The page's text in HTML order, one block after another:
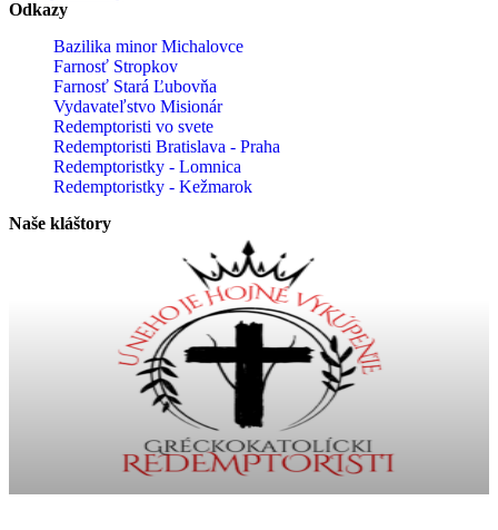
Odkazy
Bazilika minor Michalovce
Farnosť Stropkov
Farnosť Stará Ľubovňa
Vydavateľstvo Misionár
Redemptoristi vo svete
Redemptoristi Bratislava - Praha
Redemptoristky - Lomnica
Redemptoristky - Kežmarok
Naše kláštory